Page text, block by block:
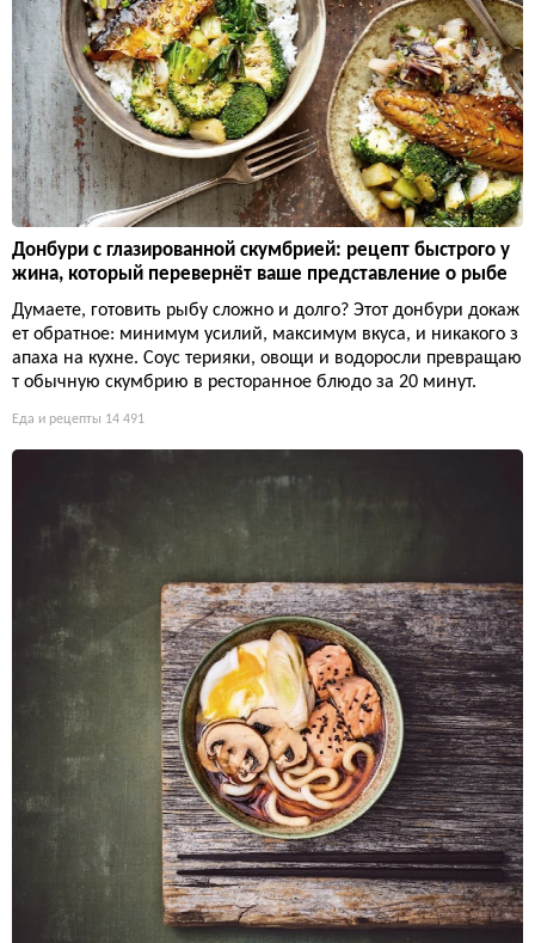
Донбури с глазированной скумбрией: рецепт быстрого у
жина, который перевернёт ваше представление о рыбе
Думаете, готовить рыбу сложно и долго? Этот донбури докаж
ет обратное: минимум усилий, максимум вкуса, и никакого з
апаха на кухне. Соус терияки, овощи и водоросли превращаю
т обычную скумбрию в ресторанное блюдо за 20 минут.
Еда и рецепты 14 491